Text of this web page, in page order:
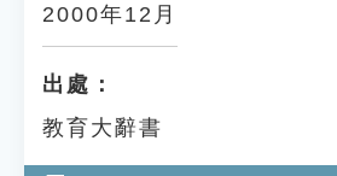
2000年12月
出處：
教育大辭書